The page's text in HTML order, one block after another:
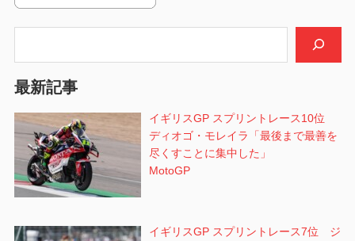
ン
最新記事
イギリスGP スプリントレース10位
ディオゴ・モレイラ「最後まで最善を
尽くすことに集中した」
MotoGP
イギリスGP スプリントレース7位 ジ